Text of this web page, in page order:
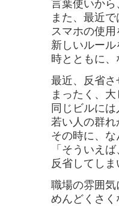
言葉使いか
また、最近で
スマホの使
新しいルー
時とともに
最近、反省さ
まったく、大
同じビルに
若い人の群
その時に、な
「そういえ
反省してしま
職場の雰囲気
めんどくさく